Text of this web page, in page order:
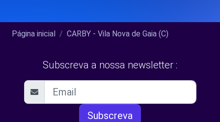
Página inicial CARBY - Vila Nova de Gaia (C)
Subscreva a nossa newsletter :
Subscreva